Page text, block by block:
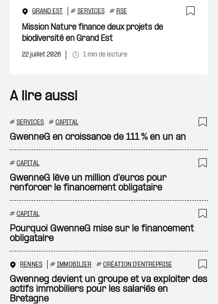
GRAND EST # SERVICES # RSE
Mission Nature finance deux projets de
biodiversité en Grand Est
22 juillet 2026 1 min de lecture
A lire aussi
# SERVICES # CAPITAL
GwenneG en croissance de 111 % en un an
# CAPITAL
GwenneG lève un million d'euros pour
renforcer le financement obligataire
# CAPITAL
Pourquoi GwenneG mise sur le financement
obligataire
RENNES # IMMOBILIER # CRÉATION D'ENTREPRISE
Gwenneg devient un groupe et va exploiter des
actifs immobiliers pour les salariés en
Bretagne